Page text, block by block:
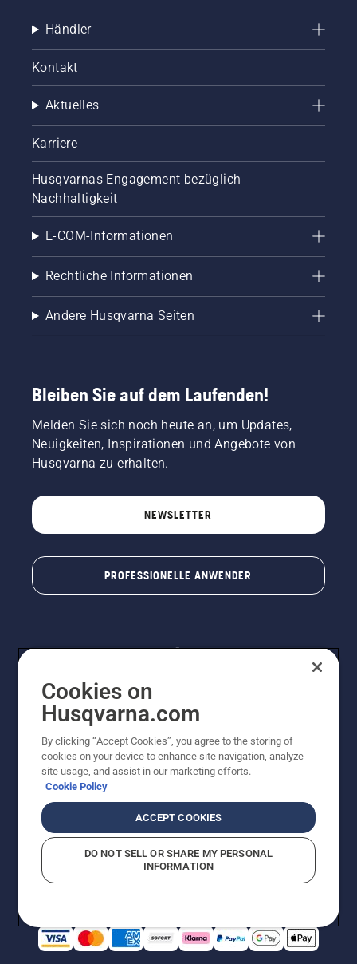
Händler
Kontakt
Aktuelles
Karriere
Husqvarnas Engagement bezüglich
Nachhaltigkeit
E-COM-Informationen
Rechtliche Informationen
Andere Husqvarna Seiten
Bleiben Sie auf dem Laufenden!
Melden Sie sich noch heute an, um Updates,
Neuigkeiten, Inspirationen und Angebote von
Husqvarna zu erhalten.
NEWSLETTER
PROFESSIONELLE ANWENDER
© Husqvarna® AB (publ). Alle Rechte vorbehalten. Die
Preisangaben sind unverbindliche Preisempfehlungen
von Husqvarna Schweiz AG an den teilnehmenden
Fachhandel, Preise in CHF inklusive 8,1% MWST und
unverbindliche Preisempfehlungen (inkl. MwSt), es sei
denn sie sind für den direkten Kauf verfügbar.
Cookie-RichtlinieNutzungsbedingungen Datenschutzerklärung
Vermutete Verstöße melden
Cookies on
Husqvarna.com
By clicking “Accept Cookies”, you agree to the storing of
cookies on your device to enhance site navigation, analyze
site usage, and assist in our marketing efforts.
Cookie Policy
ACCEPT COOKIES
DO NOT SELL OR SHARE MY PERSONAL
INFORMATION